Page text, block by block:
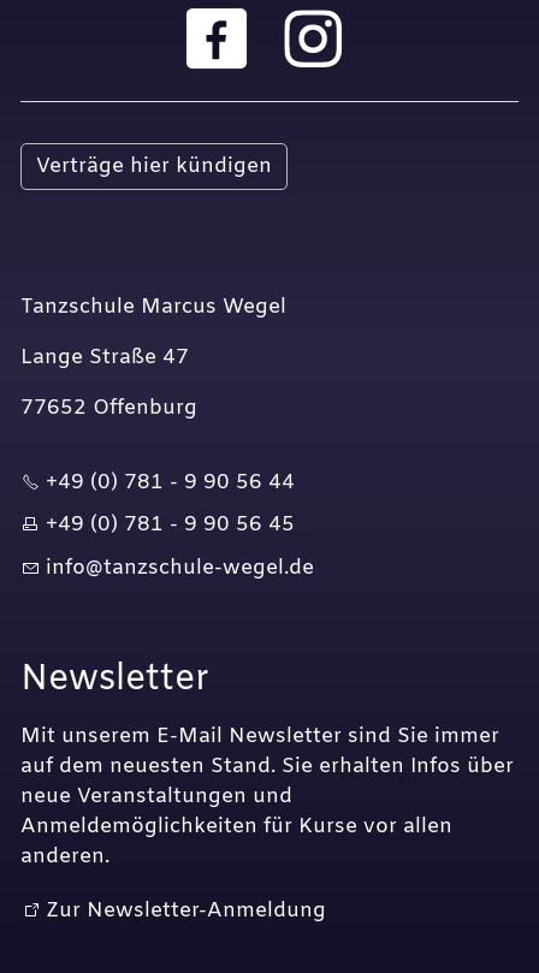
Verträge hier kündigen
Tanzschule Marcus Wegel
Lange Straße 47
77652 Offenburg
+49 (0) 781 - 9 90 56 44
+49 (0) 781 - 9 90 56 45
nf
t nzsch l -w g l d
Newsletter
Mit unserem E-Mail Newsletter sind Sie immer
auf dem neuesten Stand. Sie erhalten Infos über
neue Veranstaltungen und
Anmeldemöglichkeiten für Kurse vor allen
anderen.
Zur Newsletter-Anmeldung